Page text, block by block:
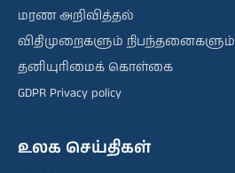
மரண அறிவித்தல்
விதிமுறைகளும் நிபந்தனைகளும்
தனியுரிமைக் கொள்கை
GDPR Privacy policy
உலக செய்திகள்